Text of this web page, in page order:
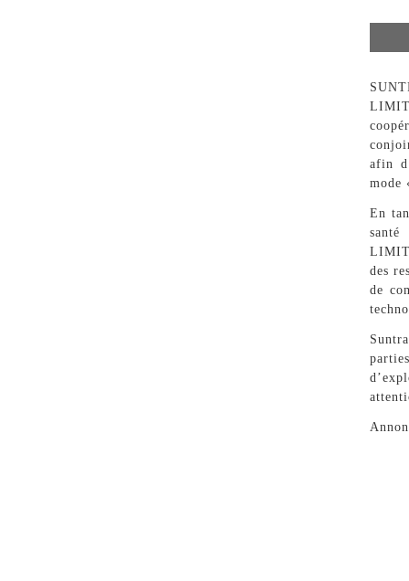
afin
mode
En
des
de